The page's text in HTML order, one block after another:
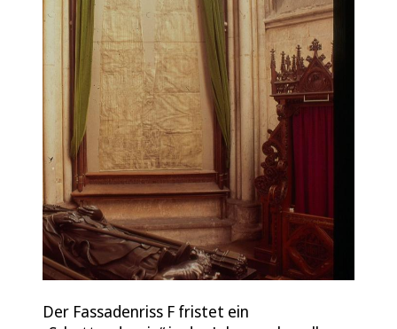
Der Fassadenriss F fristet ein